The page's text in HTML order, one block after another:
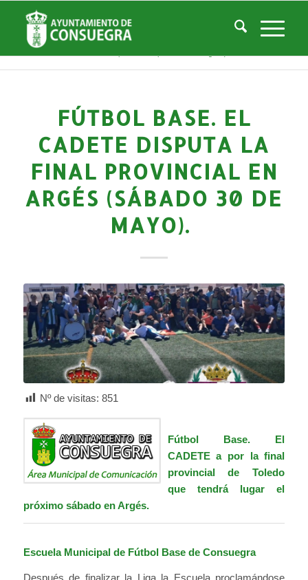
Noticias
Usted está aquí: Inicio / Noticias Deportes
Actividades deportivas /
FÚTBOL BASE. EL
CADETE DISPUTA LA
FINAL PROVINCIAL EN
ARGÉS (SÁBADO 30 DE
MAYO).
Nº de visitas: 851
Fútbol Base. El
CADETE a por la final
provincial de Toledo
que tendrá lugar el
próximo sábado en Argés.
Escuela Municipal de Fútbol Base de Consuegra
Después de finalizar la Liga la Escuela proclamándose